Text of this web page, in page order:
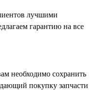
лучшими
гарантию на все
необходимо сохранить
покупку запчасти